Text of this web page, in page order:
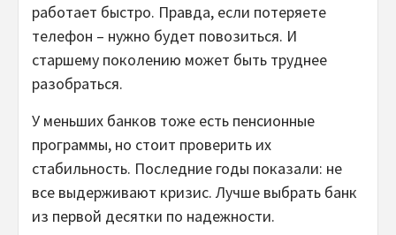
работает быстро. Правда, если потеряете
телефон – нужно будет повозиться. И
старшему поколению может быть труднее
разобраться.
У меньших банков тоже есть пенсионные
программы, но стоит проверить их
стабильность. Последние годы показали: не
все выдерживают кризис. Лучше выбрать банк
из первой десятки по надежности.